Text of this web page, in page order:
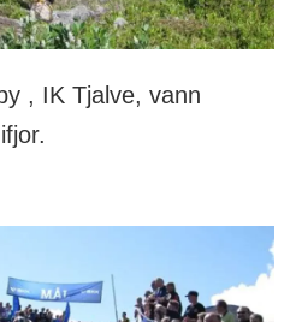
, IK Tjalve, vann